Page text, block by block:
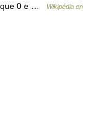
0 e …
Wikipédia en